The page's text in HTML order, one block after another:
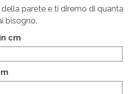
della parete e ti diremo di quanta
bisogno.
cm